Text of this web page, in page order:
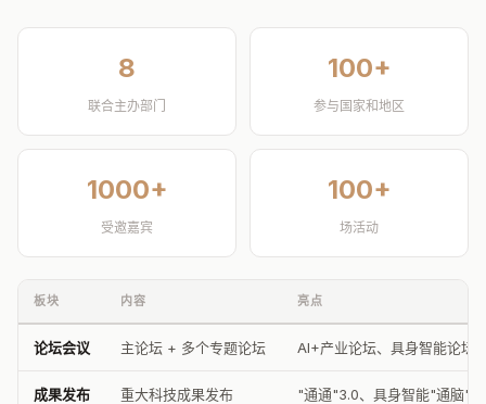
8
联合主办部门
100+
参与国家和地区
1000+
受邀嘉宾
100+
场活动
板块 内容 亮点
论坛会议 主论坛 + 多个专题论坛 AI+产业论坛、具身智能论坛
成果发布 重大科技成果发布 "通通"3.0、具身智能"通脑"